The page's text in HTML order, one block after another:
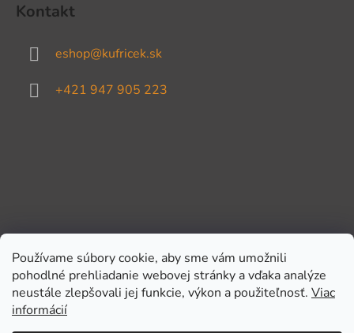
Používame súbory cookie, aby sme vám umožnili
pohodlné prehliadanie webovej stránky a vďaka analýze
neustále zlepšovali jej funkcie, výkon a použiteľnosť. Viac
informácií
Kontakt
eshop@kufricek.sk
+421 947 905 223
Prijímame online platby